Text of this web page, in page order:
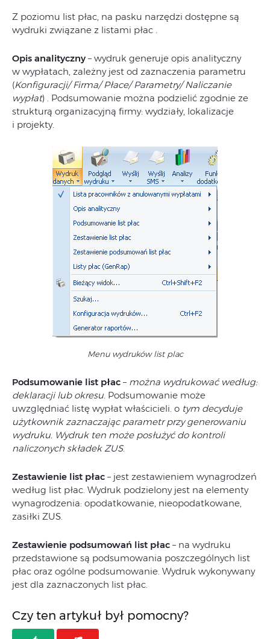
Z poziomu list płac, na pasku narzędzi dostępne są
wydruki związane z listami płac .
Opis analityczny – wydruk generuje opis analityczny
w wypłatach, zależny jest od zaznaczenia parametru
(Konfiguracji/ Firma/ Płace/ Parametry/ Naliczanie
wypłat) . Podsumowanie można podzielić zgodnie ze
strukturą organizacyjną firmy: wydziały, lokalizacje
i projekty.
Menu wydruków list plac
Podsumowanie list płac – można wydrukować według:
deklaracji lub okresu. Podsumowanie może
uwzględniać listę wypłat właścicieli. o tym decyduje
użytkownik zaznaczając parametr przy generowaniu
wydruku. Wydruk ten może posłużyć do kontroli
naliczonych składek ZUS.
Zestawienie list płac – jest zestawieniem wynagrodzeń
według list płac. Wydruk podzielony jest na elementy
wynagrodzenia: opodatkowanie, nieopodatkowane,
zasiłki ZUS.
Zestawienie podsumowań list płac – na wydruku
przedstawione są podsumowania poszczególnych list
płac oraz ogólne podsumowanie. Wydruk wykonywany
jest dla zaznaczonych list płac.
Czy ten artykuł był pomocny?